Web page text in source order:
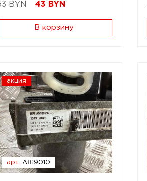
BYN 43 BYN
В корзину
акция
арт. A819010